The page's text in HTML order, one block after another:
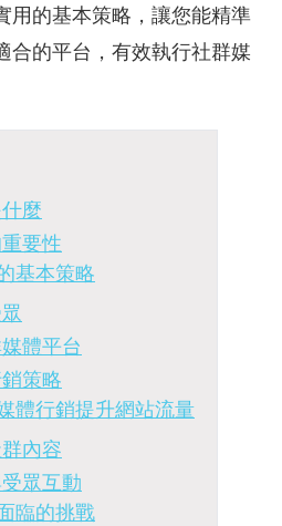
用的基本策略，讓您能精準
合的平台，有效執行社群媒
麼
要性
基本策略
體平台
策略
體行銷提升網站流量
內容
眾互動
臨的挑戰